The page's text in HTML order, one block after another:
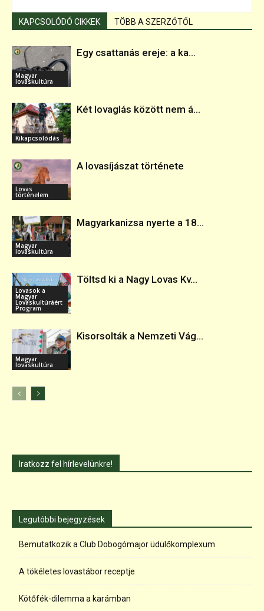
KAPCSOLÓDÓ CIKKEK TÖBB A SZERZŐTŐL
Magyar
lovaskultúra
Egy csattanás ereje: a ka...
Kikapcsolódás
Két lovaglás között nem á...
Lovas
történelem
A lovasíjászat története
Magyar
lovaskultúra
Magyarkanizsa nyerte a 18...
Lovasok a
Magyar
Lovaskultúráért
Program
Töltsd ki a Nagy Lovas Kv...
Magyar
lovaskultúra
Kisorsolták a Nemzeti Vág...
Iratkozz fel hírlevelünkre!
Legutóbbi bejegyzések
Bemutatkozik a Club Dobogómajor üdülőkomplexum
A tökéletes lovastábor receptje
Kötőfék-dilemma a karámban